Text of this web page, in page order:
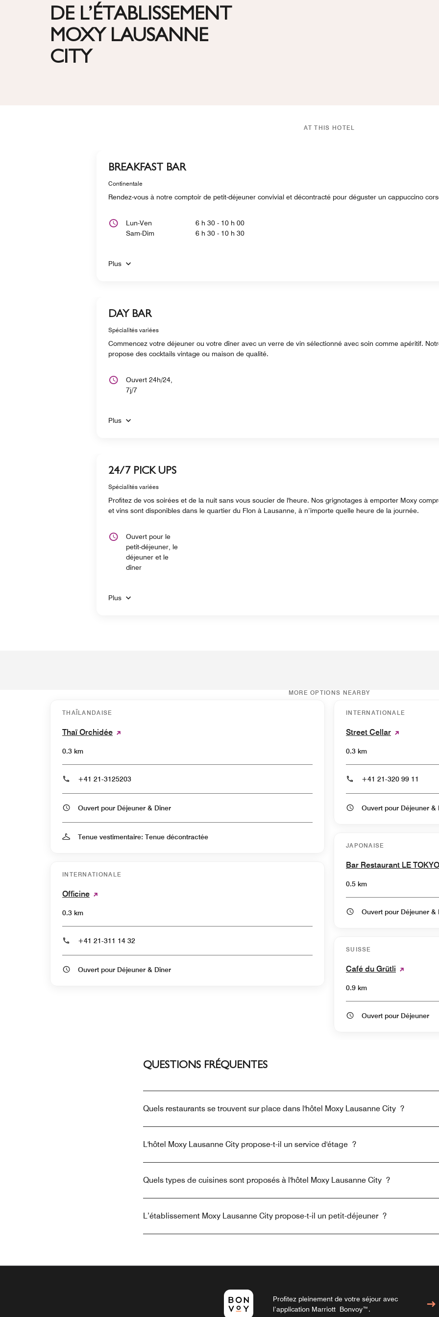
DE L’ÉTABLISSEMENT
MOXY LAUSANNE
CITY
AT THIS HOTEL
BREAKFAST BAR
Continentale
Rendez-vous à notre comptoir de petit-déjeuner convivial et décontracté pour déguster un cappuccino
Lun-Ven
6 h 30 - 10 h 00
Sam-Dim
6 h 30 - 10 h 30
Plus
DAY BAR
Spécialités variées
Commencez votre déjeuner ou votre dîner avec un verre de vin sélectionné avec soin comme apéritif.
propose des cocktails vintage ou maison de qualité.
Ouvert 24h/24,
7j/7
Plus
24/7 PICK UPS
Spécialités variées
Profitez de vos soirées et de la nuit sans vous soucier de l'heure. Nos grignotages à emporter Moxy
et vins sont disponibles dans le quartier du Flon à Lausanne, à n’importe quelle heure de la journée.
Ouvert pour le
petit-déjeuner, le
déjeuner et le
dîner
Plus
MORE OPTIONS NEARBY
THAÏLANDAISE
Thaï Orchidée
0.3 km
+41 21-3125203
Ouvert pour Déjeuner & Dîner
Tenue vestimentaire: Tenue décontractée
INTERNATIONALE
Officine
0.3 km
+41 21-311 14 32
Ouvert pour Déjeuner & Dîner
INTERNATIONALE
Street Cellar
0.3 km
+41 21-320 99 11
JAPONAISE
Bar Restaurant LE TOKYO
0.5 km
SUISSE
Café du Grütli
0.9 km
Ouvert pour Déjeuner
QUESTIONS FRÉQUENTES
Quels restaurants se trouvent sur place dans l'hôtel Moxy Lausanne City ?
L'hôtel Moxy Lausanne City propose-t-il un service d'étage ?
Quels types de cuisines sont proposés à l'hôtel Moxy Lausanne City ?
L’établissement Moxy Lausanne City propose-t-il un petit-déjeuner ?
Profitez pleinement de votre séjour avec
l’application Marriott Bonvoy™.